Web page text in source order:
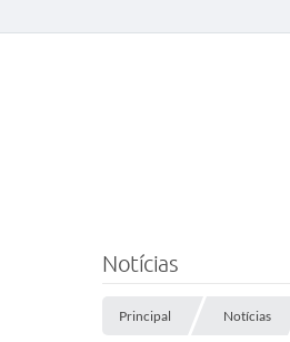
Notícias
Principal Notícias